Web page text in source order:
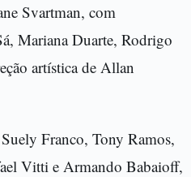
Svartman, com
Mariana Duarte, Rodrigo
artística de Allan
Franco, Tony Ramos,
Vitti e Armando Babaioff,